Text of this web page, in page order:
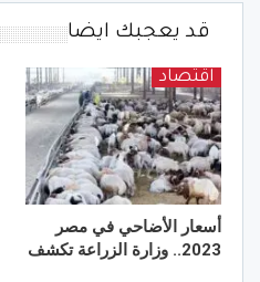
قد يعجبك ايضا
اقتصاد
أسعار الأضاحي في مصر
2023.. وزارة الزراعة تكشف